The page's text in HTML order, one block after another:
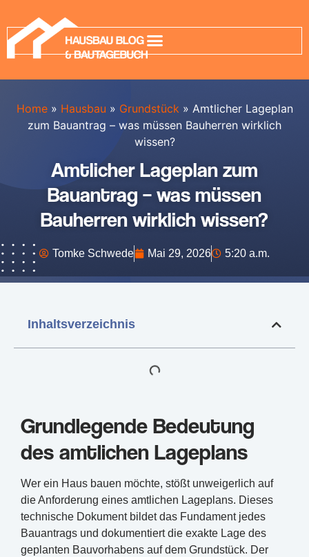
Home » Hausbau » Grundstück » Amtlicher Lageplan
zum Bauantrag – was müssen Bauherren wirklich
wissen?
Amtlicher Lageplan zum
Bauantrag – was müssen
Bauherren wirklich wissen?
Tomke Schwede Mai 29, 2026 5:20 a.m.
Inhaltsverzeichnis
Grundlegende Bedeutung
des amtlichen Lageplans
Wer ein Haus bauen möchte, stößt unweigerlich auf
die Anforderung eines amtlichen Lageplans. Dieses
technische Dokument bildet das Fundament jedes
Bauantrags und dokumentiert die exakte Lage des
geplanten Bauvorhabens auf dem Grundstück. Der